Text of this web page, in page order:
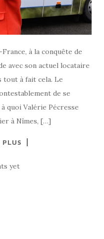
à la conquête de
avec son actuel locataire
tout à fait cela. Le
de se
quoi Valérie Pécresse
à Nîmes, […]
PLUS
yet